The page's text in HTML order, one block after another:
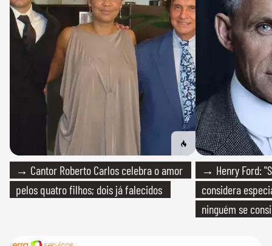
→ Cantor Roberto Carlos celebra o amor
pelos quatro filhos; dois já falecidos
→ Henry Ford:
considera
ninguém se